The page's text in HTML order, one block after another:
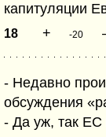
капитуляции
18 + -20
- Недавно
обсуждения
- Да уж, так ЕС